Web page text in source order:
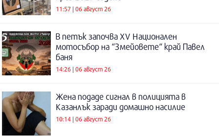
11:57 | 06 август 26
В петък започва XV Национален
мотосъбор на “Змейовете“ край Павел
баня
14:26 | 06 август 26
Жена подаде сигнал в полицията в
Казанлък заради домашно насилие
10:14 | 06 август 26